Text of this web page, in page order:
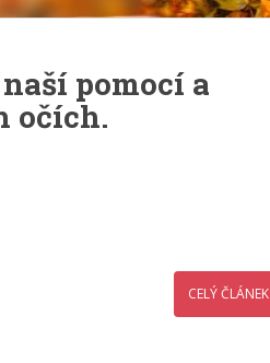
pomocí a
očích.
CELÝ ČLÁNEK